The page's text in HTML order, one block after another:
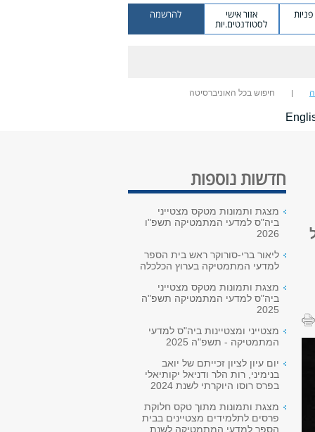
אזור אישי
לסטודנטים.יות
להרשמה
חיפוש בכל האוניברסיטה
חדשות נוספות
מצגת ותמונות מטקס מצטייני
ביה"ס למדעי המתמטיקה תשפ"ו
2026
ליאור ברי-סורוקר ראש בית הספר
למדעי המתמטיקה בערוץ הכלכלה
מצגת ותמונות מטקס מצטייני
ביה"ס למדעי המתמטיקה תשפ"ה
2025
מצטייני ומצטיינות ביה"ס למדעי
המתמטיקה - תשפ"ה 2025
יום עיון לציון זכייתם של יואב
בנימיני, רות הלר ודניאל יקותיאלי
בפרס רוסו היוקרתי לשנת 2024
מצגת ותמונות מתוך טקס חלוקת
פרסים לתלמידים מצטיינים בבית
הספר למדעי המתמטיקה לשנת